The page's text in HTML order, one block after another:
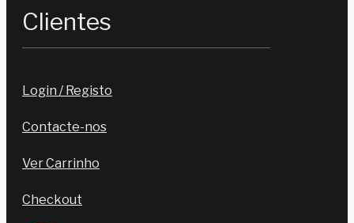
Clientes
Login / Registo
Contacte-nos
Ver Carrinho
Checkout